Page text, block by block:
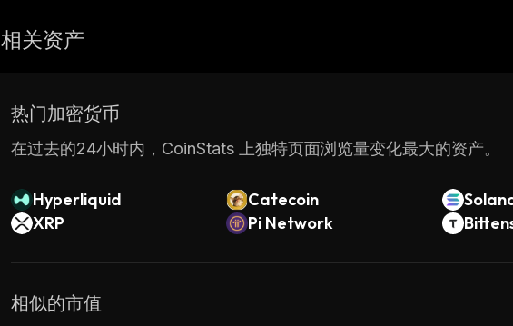
相关资产
热门加密货币
在过去的24小时内，CoinStats 上独特页面浏览量变化最大的资产。
Hyperliquid Catecoin
XRP
Pi Network
相似的市值